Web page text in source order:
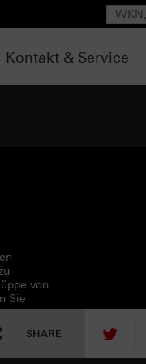
Suche
Kontakt & Service
von
Sie
SHARE tweet